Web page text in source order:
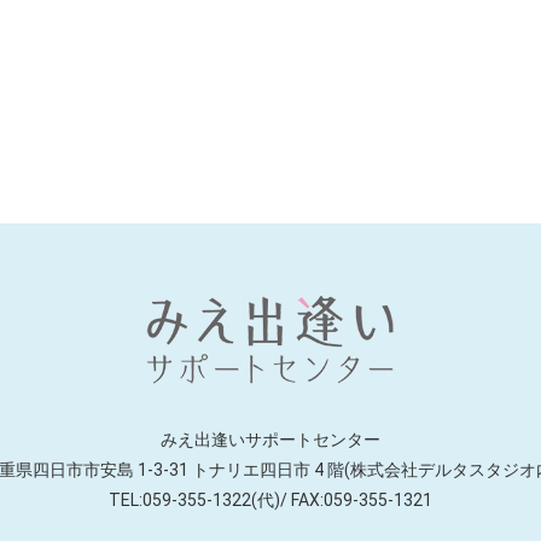
みえ出逢いサポートセンター
県四日市市安島 1-3-31 トナリエ四日市 4 階(株式会社デルタスタジオ
TEL:059-355-1322(代)/ FAX:059-355-1321